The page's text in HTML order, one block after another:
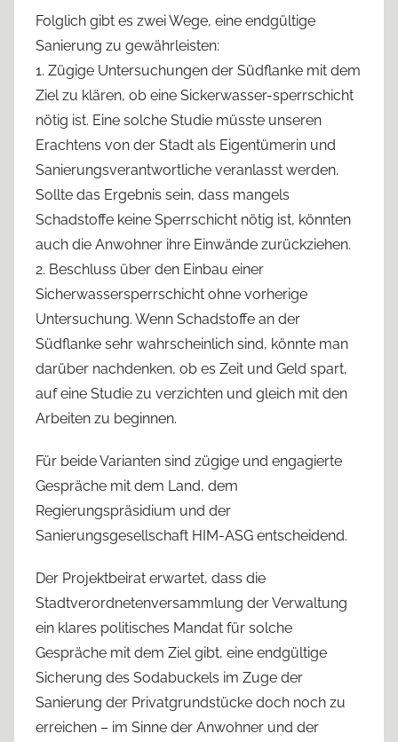
Folglich gibt es zwei Wege, eine endgültige
Sanierung zu gewährleisten:
1. Zügige Untersuchungen der Südflanke mit dem
Ziel zu klären, ob eine Sickerwasser-sperrschicht
nötig ist. Eine solche Studie müsste unseren
Erachtens von der Stadt als Eigentümerin und
Sanierungsverantwortliche veranlasst werden.
Sollte das Ergebnis sein, dass mangels
Schadstoffe keine Sperrschicht nötig ist, könnten
auch die Anwohner ihre Einwände zurückziehen.
2. Beschluss über den Einbau einer
Sicherwassersperrschicht ohne vorherige
Untersuchung. Wenn Schadstoffe an der
Südflanke sehr wahrscheinlich sind, könnte man
darüber nachdenken, ob es Zeit und Geld spart,
auf eine Studie zu verzichten und gleich mit den
Arbeiten zu beginnen.
Für beide Varianten sind zügige und engagierte
Gespräche mit dem Land, dem
Regierungspräsidium und der
Sanierungsgesellschaft HIM-ASG entscheidend.
Der Projektbeirat erwartet, dass die
Stadtverordnetenversammlung der Verwaltung
ein klares politisches Mandat für solche
Gespräche mit dem Ziel gibt, eine endgültige
Sicherung des Sodabuckels im Zuge der
Sanierung der Privatgrundstücke doch noch zu
erreichen – im Sinne der Anwohner und der